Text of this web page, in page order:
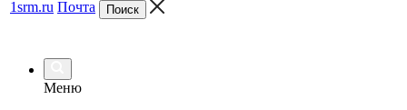
Меню